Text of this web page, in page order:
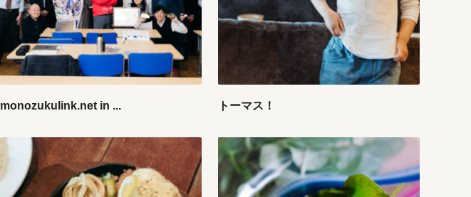
monozukulink.net in ... トーマス！